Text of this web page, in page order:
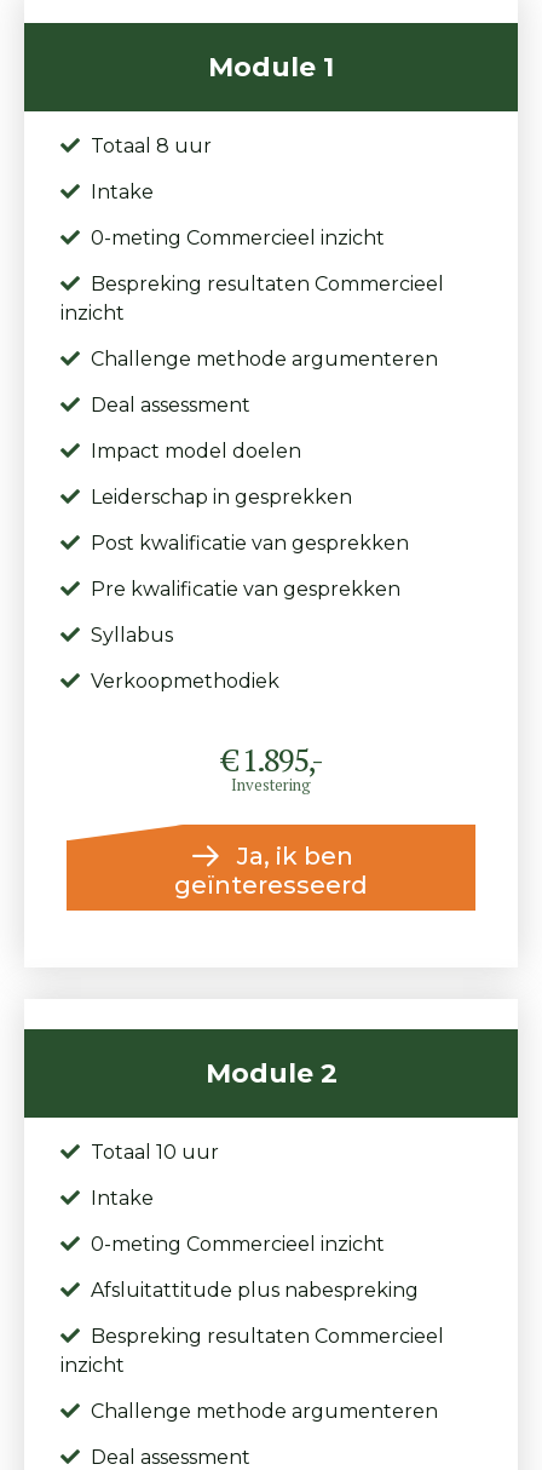
Module 1
Totaal 8 uur
Intake
0-meting Commercieel inzicht
Bespreking resultaten Commercieel
inzicht
Challenge methode argumenteren
Deal assessment
Impact model doelen
Leiderschap in gesprekken
Post kwalificatie van gesprekken
Pre kwalificatie van gesprekken
Syllabus
Verkoopmethodiek
€ 1.895,-
Investering
Ja, ik ben
geïnteresseerd
Module 2
Totaal 10 uur
Intake
0-meting Commercieel inzicht
Afsluitattitude plus nabespreking
Bespreking resultaten Commercieel
inzicht
Challenge methode argumenteren
Deal assessment